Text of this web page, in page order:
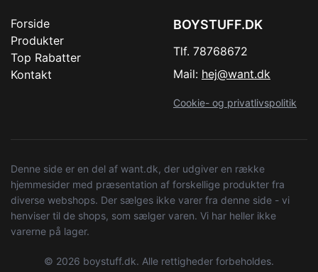
Forside
Produkter
Top Rabatter
Kontakt
BOYSTUFF.DK
Tlf. 78768672
Mail: hej@want.dk
Cookie- og privatlivspolitik
Denne side er en del af want.dk, der udgiver en række
hjemmesider med præsentation af forskellige produkter fra
diverse webshops. Der sælges ikke varer fra denne side - vi
henviser til de shops, som sælger varen. Vi har heller ikke
varerne på lager.
© 2026 boystuff.dk. Alle rettigheder forbeholdes.